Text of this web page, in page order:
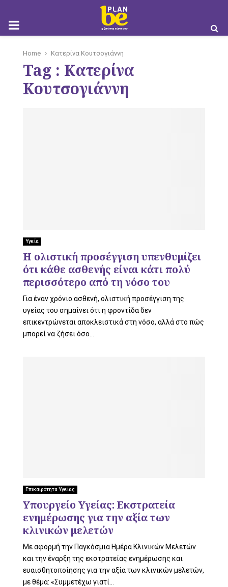
M
Home Κατερίνα Κουτσογιάννη
Tag : Κατερίνα
Κουτσογιάννη
Υγεία
Η ολιστική προσέγγιση υπενθυμίζει
ότι κάθε ασθενής είναι κάτι πολύ
περισσότερο από τη νόσο του
Για έναν χρόνιο ασθενή, ολιστική προσέγγιση της
υγείας του σημαίνει ότι η φροντίδα δεν
επικεντρώνεται αποκλειστικά στη νόσο, αλλά στο πώς
μπορεί να ζήσει όσο...
Επικαιρότητα Υγείας
Υπουργείο Υγείας: Εκστρατεία
ενημέρωσης για την αξία των
κλινικών μελετών
Με αφορμή την Παγκόσμια Ημέρα Κλινικών Μελετών
και την έναρξη της εκστρατείας ενημέρωσης και
ευαισθητοποίησης για την αξία των κλινικών μελετών,
με θέμα: «Συμμετέχω γιατί...